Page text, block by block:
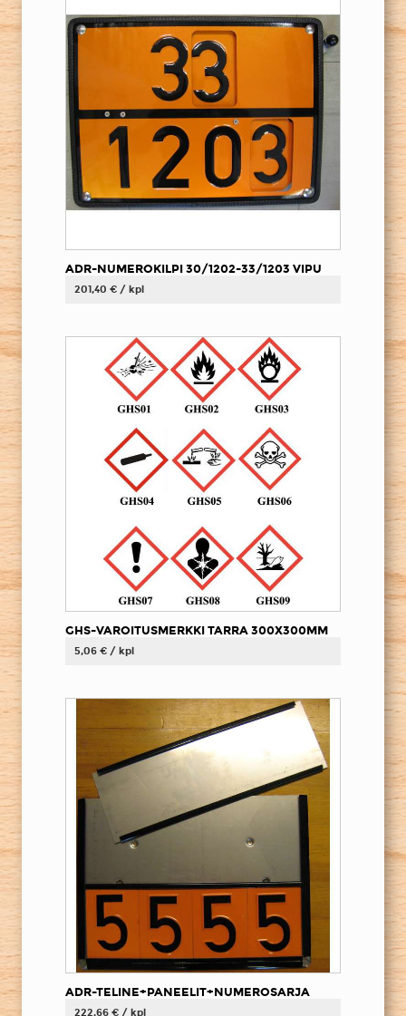
ADR-NUMEROKILPI 30/1202-33/1203 VIPU
201,40 € / kpl
GHS-VAROITUSMERKKI TARRA 300X300MM
5,06 € / kpl
ADR-TELINE+PANEELIT+NUMEROSARJA
222,66 € / kpl